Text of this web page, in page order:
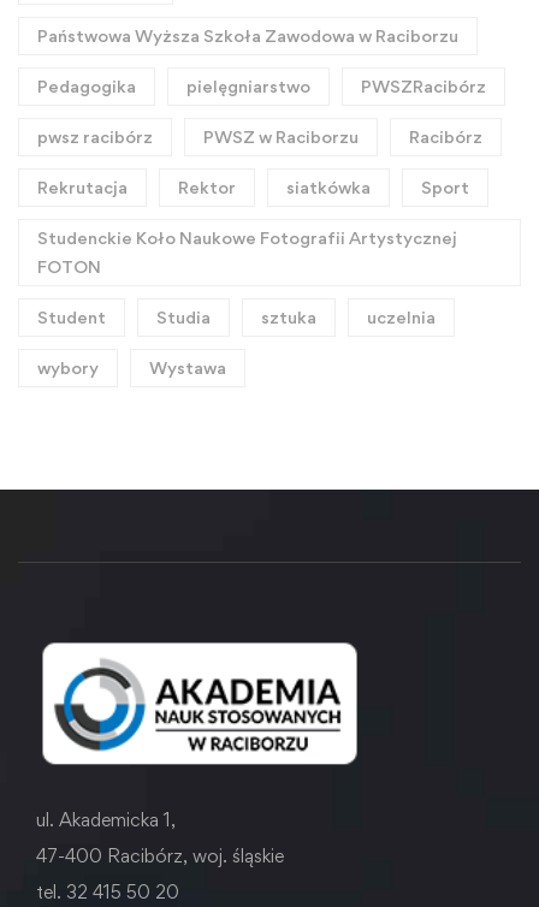
Państwowa Wyższa Szkoła Zawodowa w Raciborzu
Pedagogika pielęgniarstwo PWSZRacibórz
pwsz racibórz PWSZ w Raciborzu Racibórz
Rekrutacja Rektor siatkówka Sport
Studenckie Koło Naukowe Fotografii Artystycznej
FOTON
Student Studia sztuka uczelnia
wybory Wystawa
ul. Akademicka 1,
47-400 Racibórz, woj. śląskie
tel. 32 415 50 20